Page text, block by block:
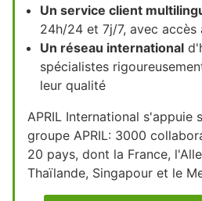
Un service client
24h/24 et 7j/7, avec
Un réseau international
spécialistes
leur qualité
APRIL International s'appuie
groupe APRIL: 3000
20 pays, dont la France,
Thaïlande, Singapour et le